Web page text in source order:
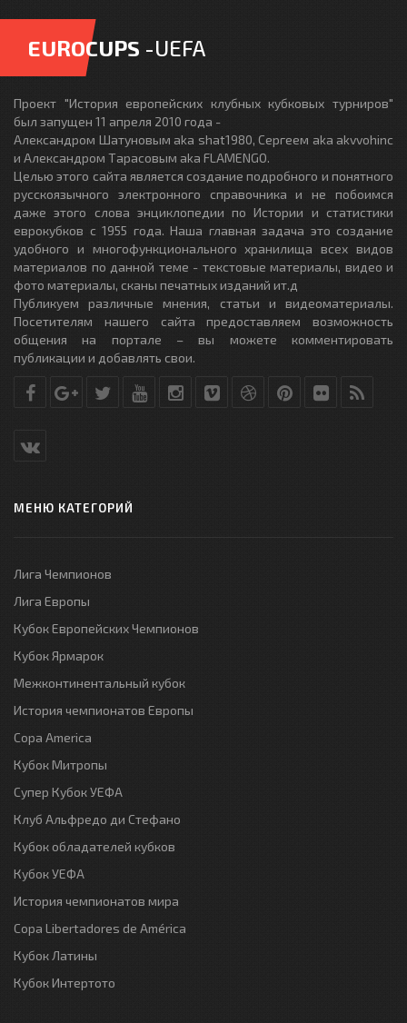
EUROCUPS -UEFA
Проект "История европейских клубных кубковых турниров"
был запущен 11 апреля 2010 года -
Александром Шатуновым aka shat1980, Сергеем aka akvvohinc
и Александром Тарасовым aka FLAMENGO.
Целью этого сайта является создание подробного и понятного
русскоязычного электронного справочника и не побоимся
даже этого слова энциклопедии по Истории и статистики
еврокубков с 1955 года. Наша главная задача это создание
удобного и многофункционального хранилища всех видов
материалов по данной теме - текстовые материалы, видео и
фото материалы, сканы печатных изданий ит.д
Публикуем различные мнения, статьи и видеоматериалы.
Посетителям нашего сайта предоставляем возможность
общения на портале – вы можете комментировать
публикации и добавлять свои.
МЕНЮ КАТЕГОРИЙ
Лига Чемпионов
Лига Европы
Кубок Европейских Чемпионов
Кубок Ярмарок
Межконтинентальный кубок
История чемпионатов Европы
Copa America
Кубок Митропы
Супер Кубок УЕФА
Клуб Альфредо ди Стефано
Кубок обладателей кубков
Кубок УЕФА
История чемпионатов мира
Copa Libertadores de América
Кубок Латины
Кубок Интертото